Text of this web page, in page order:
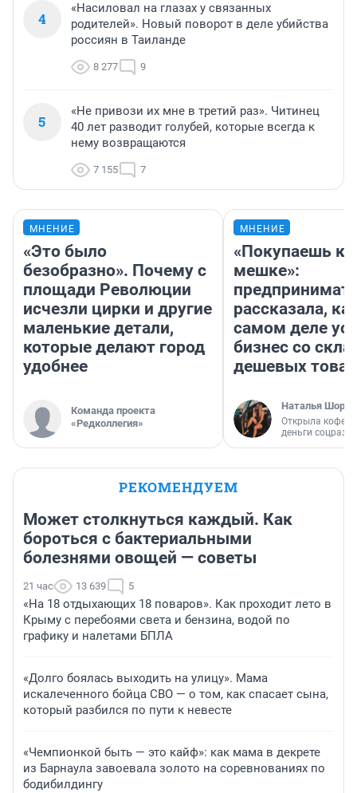
4
«Насиловал на глазах у связанных
родителей». Новый поворот в деле убийства
россиян в Таиланде
8 277 9
5
«Не привози их мне в третий раз». Читинец
40 лет разводит голубей, которые всегда к
нему возвращаются
7 155 7
МНЕНИЕ
«Это было
безобразно». Почему с
площади Революции
исчезли цирки и другие
маленькие детали,
которые делают город
удобнее
Команда проекта
«Редколлегия»
МНЕНИЕ
«Покупаешь
мешке»:
рассказала,
самом деле
бизнес со
дешевых
Наталья
Открыла
деньги
РЕКОМЕНДУЕМ
Может столкнуться каждый. Как
бороться с бактериальными
болезнями овощей — советы
21 час 13 639 5
«На 18 отдыхающих 18 поваров». Как проходит лето в
Крыму с перебоями света и бензина, водой по
графику и налетами БПЛА
«Долго боялась выходить на улицу». Мама
искалеченного бойца СВО — о том, как спасает сына,
который разбился по пути к невесте
«Чемпионкой быть — это кайф»: как мама в декрете
из Барнаула завоевала золото на соревнованиях по
бодибилдингу